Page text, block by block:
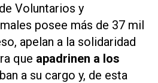
Voluntarios y
posee más de 37 mil
apelan a la solidaridad
que apadrinen a los
a su cargo y, de esta